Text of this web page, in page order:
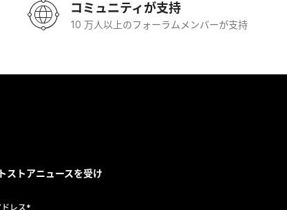
コミュニティが支持
10 万人以上のフォーラムメンバーが支持
ストアニュースを受け
レス*